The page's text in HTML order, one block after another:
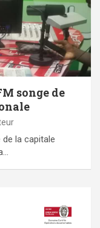
songe de
la capitale